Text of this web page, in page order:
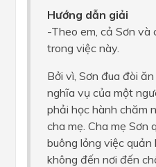
Hướng dẫn giải
-Theo em, cả Sơn và
trong việc này.
Bởi vì, Sơn đua đòi
nghĩa vụ của một
phải học hành chăm
cha mẹ. Cha mẹ Sơn
buông lỏng việc quản
không đến nơi đến